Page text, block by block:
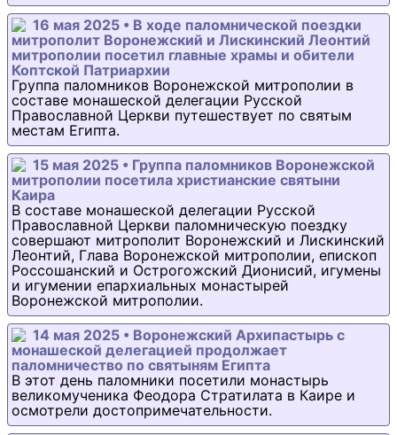
16 мая 2025 • В ходе паломнической поездки
митрополит Воронежский и Лискинский Леонтий
митрополии посетил главные храмы и обители
Коптской Патриархии
Группа паломников Воронежской митрополии в
составе монашеской делегации Русской
Православной Церкви путешествует по святым
местам Египта.
15 мая 2025 • Группа паломников Воронежской
митрополии посетила христианские святыни
Каира
В составе монашеской делегации Русской
Православной Церкви паломническую поездку
совершают митрополит Воронежский и Лискинский
Леонтий, Глава Воронежской митрополии, епископ
Россошанский и Острогожский Дионисий, игумены
и игумении епархиальных монастырей
Воронежской митрополии.
14 мая 2025 • Воронежский Архипастырь с
монашеской делегацией продолжает
паломничество по святыням Египта
В этот день паломники посетили монастырь
великомученика Феодора Стратилата в Каире и
осмотрели достопримечательности.